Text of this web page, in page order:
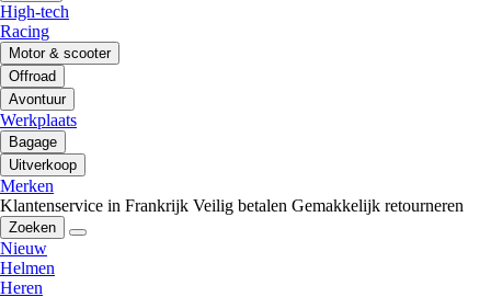
High-tech
Racing
Motor & scooter
Offroad
Avontuur
Werkplaats
Bagage
Uitverkoop
Merken
Klantenservice in Frankrijk Veilig betalen Gemakkelijk retourneren
Zoeken
Nieuw
Helmen
Heren